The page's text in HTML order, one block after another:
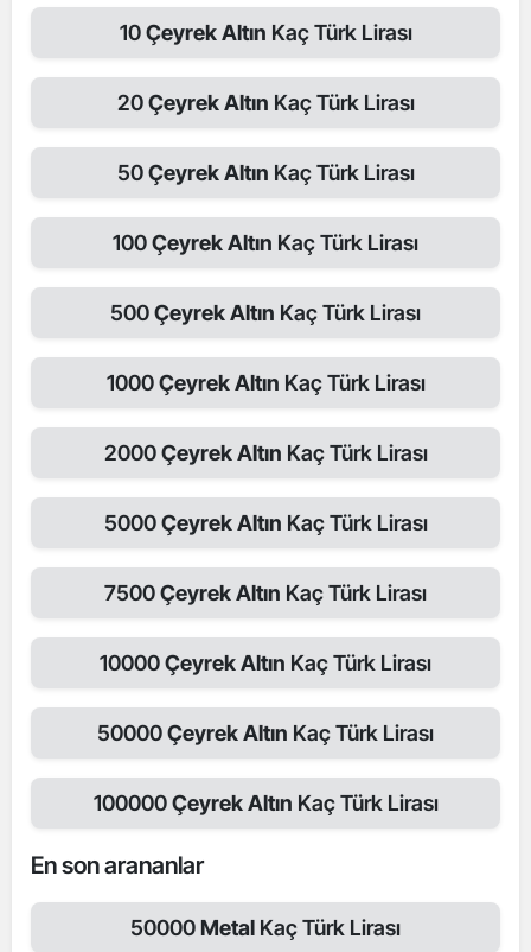
10Çeyrek Altın Kaç Türk Lirası
20Çeyrek Altın Kaç Türk Lirası
50Çeyrek Altın Kaç Türk Lirası
100Çeyrek Altın Kaç Türk Lirası
500Çeyrek Altın Kaç Türk Lirası
1000Çeyrek Altın Kaç Türk Lirası
2000Çeyrek Altın Kaç Türk Lirası
5000Çeyrek Altın Kaç Türk Lirası
7500Çeyrek Altın Kaç Türk Lirası
10000Çeyrek Altın Kaç Türk Lirası
50000Çeyrek Altın Kaç Türk Lirası
100000Çeyrek Altın Kaç Türk Lirası
En son arananlar
50000Metal Kaç Türk Lirası